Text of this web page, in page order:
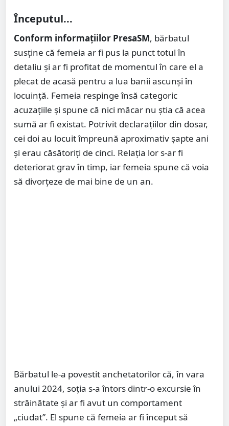
Începutul...
Conform informațiilor PresaSM, bărbatul
susține că femeia ar fi pus la punct totul în
detaliu și ar fi profitat de momentul în care el a
plecat de acasă pentru a lua banii ascunși în
locuință. Femeia respinge însă categoric
acuzațiile și spune că nici măcar nu știa că acea
sumă ar fi existat. Potrivit declarațiilor din dosar,
cei doi au locuit împreună aproximativ șapte ani
și erau căsătoriți de cinci. Relația lor s-ar fi
deteriorat grav în timp, iar femeia spune că voia
să divorțeze de mai bine de un an.
Bărbatul le-a povestit anchetatorilor că, în vara
anului 2024, soția s-a întors dintr-o excursie în
străinătate și ar fi avut un comportament
„ciudat”. El spune că femeia ar fi început să